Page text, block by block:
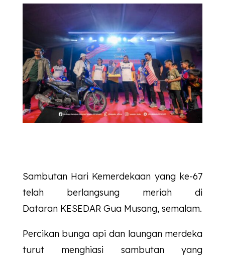
Sambutan Hari Kemerdekaan yang ke-67
telah berlangsung meriah di
Dataran KESEDARGua Musang, semalam.
Percikan bunga api dan laungan merdeka
turut menghiasi sambutan yang